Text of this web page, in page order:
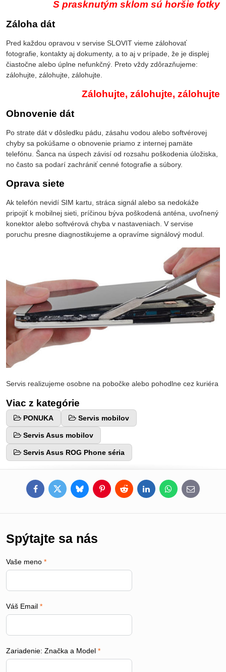
S prasknutým sklom sú horšie fotky
Záloha dát
Pred každou opravou v servise SLOVIT vieme zálohovať
fotografie, kontakty aj dokumenty, a to aj v prípade, že je displej
čiastočne alebo úplne nefunkčný. Preto vždy zdôrazňujeme:
zálohujte, zálohujte, zálohujte.
Zálohujte, zálohujte, zálohujte
Obnovenie dát
Po strate dát v dôsledku pádu, zásahu vodou alebo softvérovej
chyby sa pokúšame o obnovenie priamo z internej pamäte
telefónu. Šanca na úspech závisí od rozsahu poškodenia úložiska,
no často sa podarí zachrániť cenné fotografie a súbory.
Oprava siete
Ak telefón nevidí SIM kartu, stráca signál alebo sa nedokáže
pripojiť k mobilnej sieti, príčinou býva poškodená anténa, uvoľnený
konektor alebo softvérová chyba v nastaveniach. V servise
poruchu presne diagnostikujeme a opravíme signálový modul.
Servis realizujeme osobne na pobočke alebo pohodlne cez kuriéra
Viac z kategórie
PONUKA Servis mobilov
Servis Asus mobilov
Servis Asus ROG Phone séria
FacebookTwitterBlueskyPinterestRedditLinkedInWhatsApp
E-
mail
Spýtajte sa nás
Vaše meno *
Váš Email *
Zariadenie: Značka a Model *